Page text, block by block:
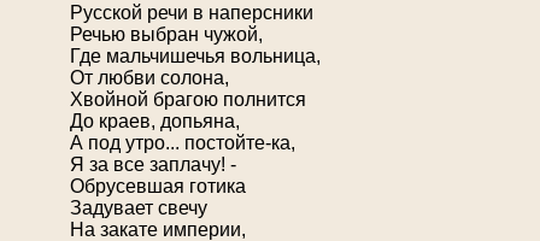
Русской речи в наперсники
Речью выбран чужой,
Где мальчишечья вольница,
От любви солона,
Хвойной брагою полнится
До краев, допьяна,
А под утро... постойте-ка,
Я за все заплачу! -
Обрусевшая готика
Задувает свечу
На закате империи,